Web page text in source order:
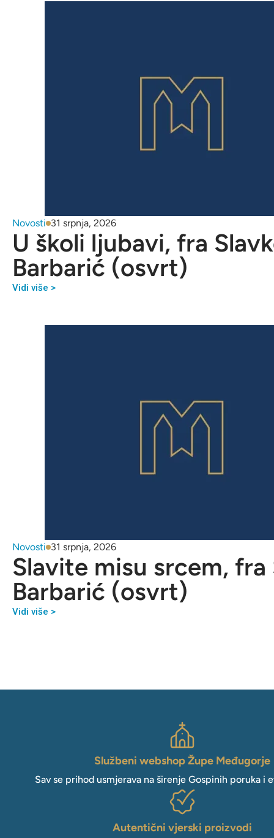
Novosti 31 srpnja, 2026
U školi ljubavi, fra
Barbarić (osvrt)
Vidi više >
Novosti 31 srpnja, 2026
Slavite misu srcem, fra
Barbarić (osvrt)
Vidi više >
Službeni webshop Župe Međugorje
Sav se prihod usmjerava na širenje Gospinih poruka i
Autentični vjerski proizvodi